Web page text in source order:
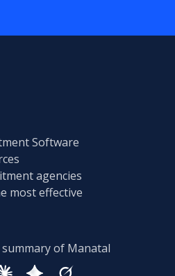
Software
agencies
most effective
summary of Manatal